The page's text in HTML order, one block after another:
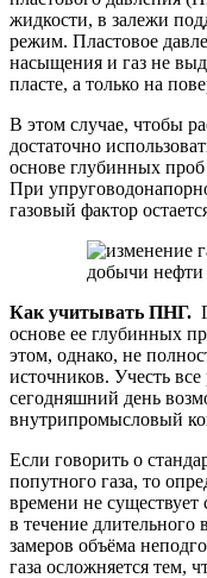
жидкости, в залежи
режим. Пластовое
насыщения и газ не
пласте, а только на
В этом случае, чтобы
достаточно
основе глубинных
При
газовый фактор
Как учитывать ПНГ.
основе ее глубинных
этом, однако, не
источников. Учесть
сегодняшний день
внутрипромысловый
Если говорить о
попутного газа, то
времени не существует
в течение длительного
замеров объёма
газа осложняется тем,